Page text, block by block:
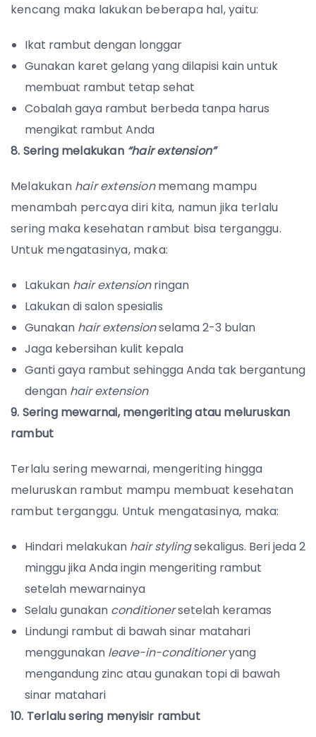
kencang maka lakukan beberapa hal, yaitu:
Ikat rambut dengan longgar
Gunakan karet gelang yang dilapisi kain untuk
membuat rambut tetap sehat
Cobalah gaya rambut berbeda tanpa harus
mengikat rambut Anda
8. Sering melakukan“hair extension”
Melakukan hair extensionmemang mampu
menambah percaya diri kita, namun jika terlalu
sering maka kesehatan rambut bisa terganggu.
Untuk mengatasinya, maka:
Lakukan hair extensionringan
Lakukan di salon spesialis
Gunakan hair extensionselama 2-3 bulan
Jaga kebersihan kulit kepala
Ganti gaya rambut sehingga Anda tak bergantung
dengan hair extension
9. Sering mewarnai, mengeriting atau meluruskan
rambut
Terlalu sering mewarnai, mengeriting hingga
meluruskan rambut mampu membuat kesehatan
rambut terganggu. Untuk mengatasinya, maka:
Hindari melakukan hair stylingsekaligus. Beri jeda 2
minggu jika Anda ingin mengeriting rambut
setelah mewarnainya
Selalu gunakan conditionersetelah keramas
Lindungi rambut di bawah sinar matahari
menggunakan leave-in-conditioneryang
mengandung zinc atau gunakan topi di bawah
sinar matahari
10. Terlalu sering menyisir rambut